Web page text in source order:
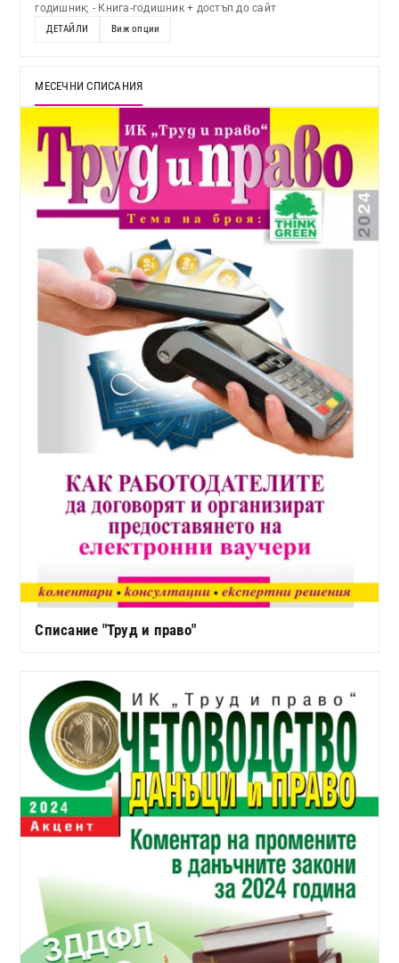
годишник; - Книга-годишник + достъп до сайт
ДЕТАЙЛИ Виж опции
МЕСЕЧНИ СПИСАНИЯ
Списание "Труд и право"